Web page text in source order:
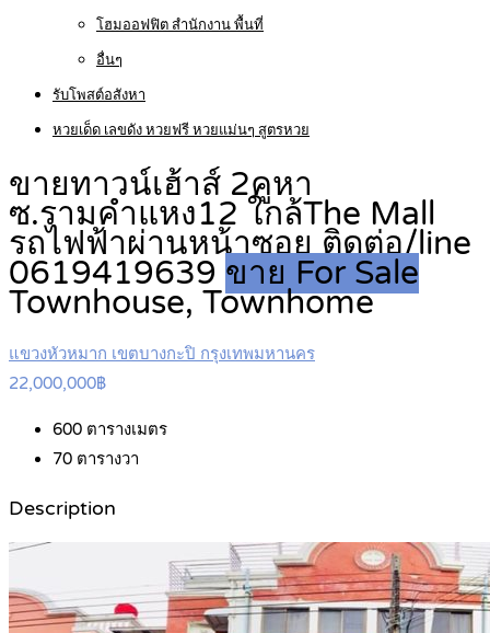
โฮมออฟฟิต สำนักงาน พื้นที่
อื่นๆ
รับโพสต์อสังหา
หวยเด็ด เลขดัง หวยฟรี หวยแม่นๆ สูตรหวย
ขายทาวน์เฮ้าส์ 2คูหา
ซ.รามคำแหง12 ใกล้The Mall
รถไฟฟ้าผ่านหน้าซอย ติดต่อ/line
0619419639 ขาย For Sale
Townhouse, Townhome
แขวงหัวหมาก เขตบางกะปิ กรุงเทพมหานคร
22,000,000฿
600 ตารางเมตร
70 ตารางวา
Description